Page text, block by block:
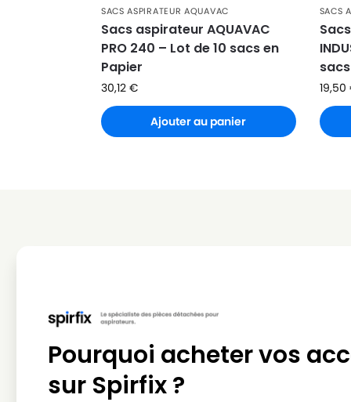
AQUAVAC
AQUAVAC 870/21
AQUAVAC
AQUAVAC 90519/14
AQUAVAC
AQUAVAC
AQUAVAC 950.55
AQUAVAC
AQUAVAC
AQUAVAC AZ 9171775
AQUAVAC
AQUAVAC AZ 917875
SACS ASPIRATEUR AQUAVAC
Sacs aspirateur AQUAVAC
PRO 240 – Lot de 10 sacs en
Papier
30,12 €
Ajouter au panier
SACS
19,50
Pourquoi acheter vos
sur Spirfix ?